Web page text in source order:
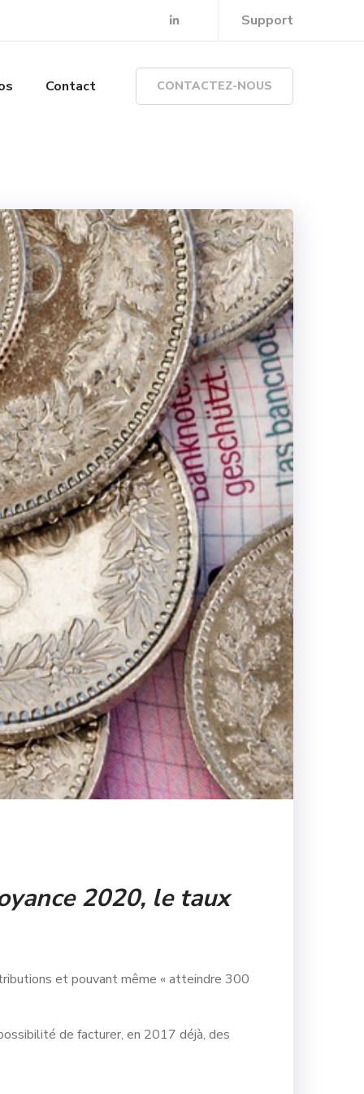
Support
Contact CONTACTEZ-NOUS
2020, le taux
et pouvant même « atteindre 300
de facturer, en 2017 déjà, des